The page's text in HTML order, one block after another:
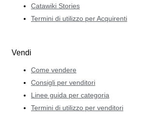
Catawiki Stories
Termini di utilizzo per Acquirenti
Vendi
Come vendere
Consigli per venditori
Linee guida per categoria
Termini di utilizzo per venditori